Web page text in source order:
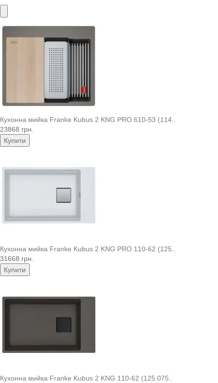
Кухонна мийка Franke Kubus 2 KNG PRO 610-53 (114..
23868 грн.
Купити
Кухонна мийка Franke Kubus 2 KNG PRO 110-62 (125..
31668 грн.
Купити
Кухонна мийка Franke Kubus 2 KNG 110-62 (125.075..